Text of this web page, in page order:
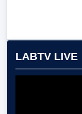
LABTV LIVE